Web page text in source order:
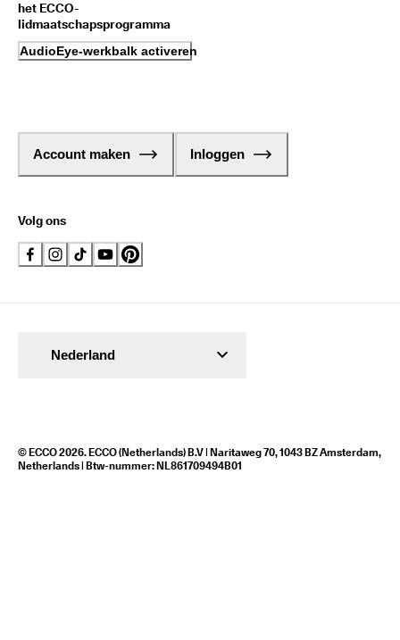
het ECCO-
lidmaatschapsprogramma
AudioEye-werkbalk activeren
Account maken Inloggen
Volg ons
© ECCO 2026. ECCO (Netherlands) B.V | Naritaweg 70, 1043 BZ Amsterdam,
Netherlands | Btw-nummer: NL861709494B01
Nederland